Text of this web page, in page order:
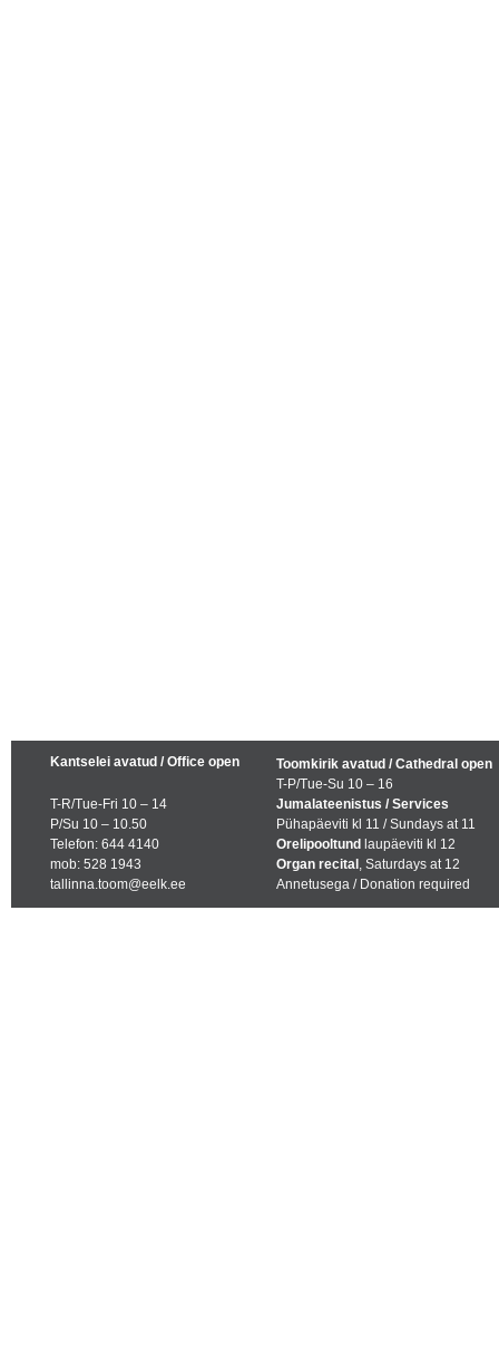
Kantselei avatud / Office open
T-R/Tue-Fri 10 – 14
P/Su 10 – 10.50
Telefon: 644 4140
mob: 528 1943
tallinna.toom@eelk.ee
Toomkirik avatud / Cathedral open
T-P/Tue-Su 10 – 16
Jumalateenistus / Services
Pühapäeviti kl 11 / Sundays at 11
Orelipooltund laupäeviti kl 12
Organ recital , Saturdays at 12
Annetusega / Donation required